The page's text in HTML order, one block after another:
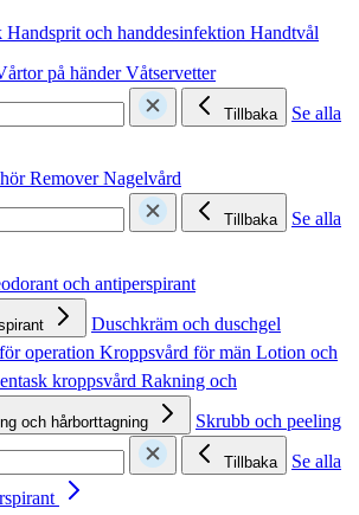
Handsprit och handdesinfektion Handtvål
på händerVåtservetter
Tillbaka
Se alla
RemoverNagelvård
Tillbaka
Se alla
och antiperspirant
Duschkräm och duschgel
operation Kroppsvård för män Lotion och
kroppsvård Rakning och
och hårborttagning
Skrubb och peeling
Tillbaka
Se alla